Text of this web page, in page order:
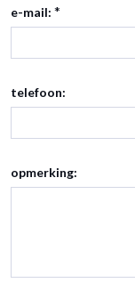
e-mail: *
telefoon:
opmerking: